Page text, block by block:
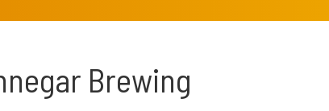
Brewing